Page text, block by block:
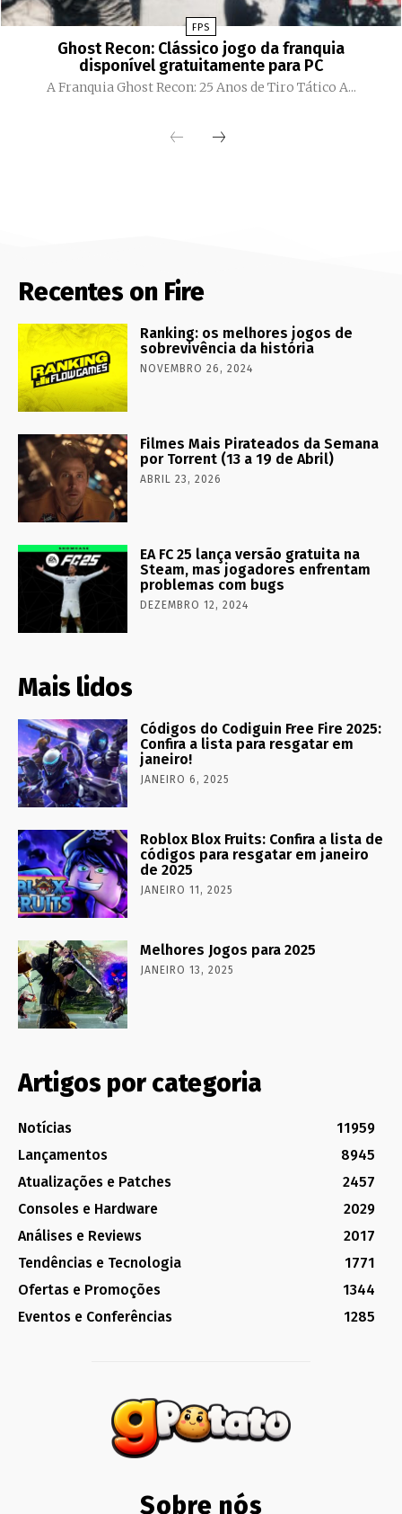
FPS
Ghost Recon: Clássico jogo da franquia
disponível gratuitamente para PC
A Franquia Ghost Recon: 25 Anos de Tiro Tático A...
Recentes on Fire
Ranking: os melhores jogos de
sobrevivência da história
NOVEMBRO 26, 2024
Filmes Mais Pirateados da Semana
por Torrent (13 a 19 de Abril)
ABRIL 23, 2026
EA FC 25 lança versão gratuita na
Steam, mas jogadores enfrentam
problemas com bugs
DEZEMBRO 12, 2024
Mais lidos
Códigos do Codiguin Free Fire 2025:
Confira a lista para resgatar em
janeiro!
JANEIRO 6, 2025
Roblox Blox Fruits: Confira a lista de
códigos para resgatar em janeiro
de 2025
JANEIRO 11, 2025
Melhores Jogos para 2025
JANEIRO 13, 2025
Artigos por categoria
Notícias
11959
Lançamentos
8945
Atualizações e Patches
2457
Consoles e Hardware
2029
Análises e Reviews
2017
Tendências e Tecnologia
1771
Ofertas e Promoções
1344
Eventos e Conferências
1285
Sobre nós